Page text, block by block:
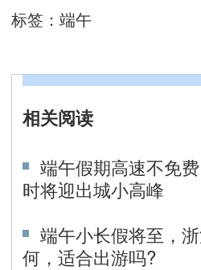
标签： 端午
相关阅读
端午假期高速不免
时将迎出城小高峰
端午小长假将至，
何，适合出游吗?